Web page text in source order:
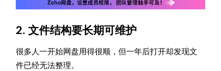
2. 文件结构要长期可维护
很多人一开始网盘用得很顺，但一年后打开却发现文
件已经无法整理。